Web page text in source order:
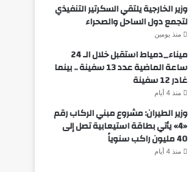
وزير الخارجية يلتقي السكرتير التنفيذي
لتجمع دول الساحل والصحراء
منذ يومين
ميناء_دمياط استقبل خلال الـ 24
ساعة الماضية عدد 13 سفينة .. بينما
غادر 12 سفينة
منذ 4 أيام
وزير الطيران: مشروع مبني الركاب رقم
«4» يأتي بطاقة استيعابية تصل إلى
40 مليون راكب سنوياً
منذ 4 أيام